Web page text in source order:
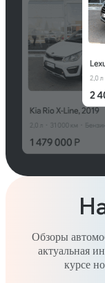
Обзоры
актуальная
курсе